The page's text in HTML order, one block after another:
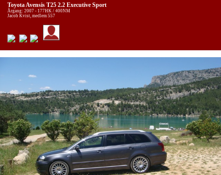
Toyota Avensis T25 2.2 Executive Sport
Årgang: 2007 - 177HK / 400NM
Jacob Kvist, medlem 557